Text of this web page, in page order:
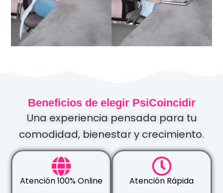
Beneficios de elegir PsiCoincidir
Una experiencia pensada para tu
comodidad, bienestar y crecimiento.
Atención 100% Online Atención Rápida